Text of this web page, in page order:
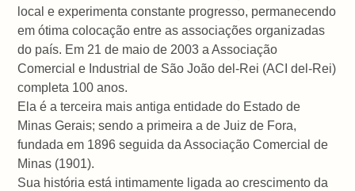
local e experimenta constante progresso, permanecendo
em ótima colocação entre as associações organizadas
do país. Em 21 de maio de 2003 a Associação
Comercial e Industrial de São João del-Rei (ACI del-Rei)
completa 100 anos.
Ela é a terceira mais antiga entidade do Estado de
Minas Gerais; sendo a primeira a de Juiz de Fora,
fundada em 1896 seguida da Associação Comercial de
Minas (1901).
Sua história está intimamente ligada ao crescimento da